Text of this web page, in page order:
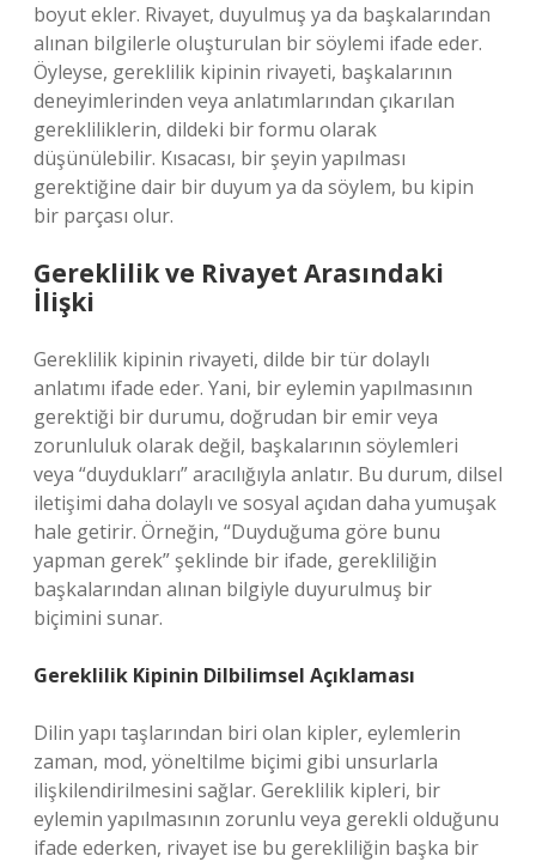
boyut ekler. Rivayet, duyulmuş ya da başkalarından
alınan bilgilerle oluşturulan bir söylemi ifade eder.
Öyleyse, gereklilik kipinin rivayeti, başkalarının
deneyimlerinden veya anlatımlarından çıkarılan
gerekliliklerin, dildeki bir formu olarak
düşünülebilir. Kısacası, bir şeyin yapılması
gerektiğine dair bir duyum ya da söylem, bu kipin
bir parçası olur.
Gereklilik ve Rivayet Arasındaki
İlişki
Gereklilik kipinin rivayeti, dilde bir tür dolaylı
anlatımı ifade eder. Yani, bir eylemin yapılmasının
gerektiği bir durumu, doğrudan bir emir veya
zorunluluk olarak değil, başkalarının söylemleri
veya “duydukları” aracılığıyla anlatır. Bu durum, dilsel
iletişimi daha dolaylı ve sosyal açıdan daha yumuşak
hale getirir. Örneğin, “Duyduğuma göre bunu
yapman gerek” şeklinde bir ifade, gerekliliğin
başkalarından alınan bilgiyle duyurulmuş bir
biçimini sunar.
Gereklilik Kipinin Dilbilimsel Açıklaması
Dilin yapı taşlarından biri olan kipler, eylemlerin
zaman, mod, yöneltilme biçimi gibi unsurlarla
ilişkilendirilmesini sağlar. Gereklilik kipleri, bir
eylemin yapılmasının zorunlu veya gerekli olduğunu
ifade ederken, rivayet ise bu gerekliliğin başka bir